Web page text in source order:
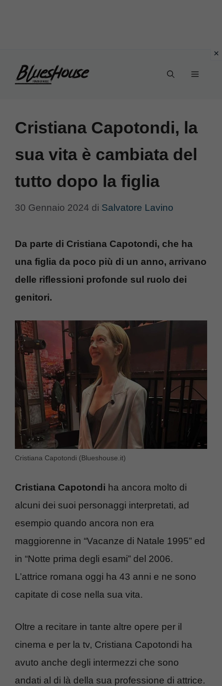
Menu
Cristiana Capotondi, la
sua vita è cambiata del
tutto dopo la figlia
30 Gennaio 2024 di Salvatore Lavino
Da parte di Cristiana Capotondi, che ha
una figlia da poco più di un anno, arrivano
delle riflessioni profonde sul ruolo dei
genitori.
Cristiana Capotondi (Blueshouse.it)
Cristiana Capotondi ha ancora molto di
alcuni dei suoi personaggi interpretati, ad
esempio quando ancora non era
maggiorenne in “Vacanze di Natale 1995” ed
in “Notte prima degli esami” del 2006.
L’attrice romana oggi ha 43 anni e ne sono
capitate di cose nella sua vita.
Oltre a recitare in tante altre opere per il
cinema e per la tv, Cristiana Capotondi ha
avuto anche degli intermezzi che sono
andati al di là della sua professione di attrice.